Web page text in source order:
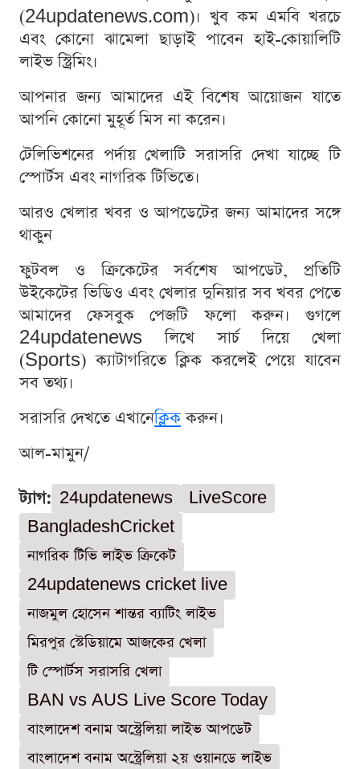
(24updatenews.com)। খুব কম এমবি খরচে
এবং কোনো ঝামেলা ছাড়াই পাবেন হাই-কোয়ালিটি
লাইভ স্ট্রিমিং।
আপনার জন্য আমাদের এই বিশেষ আয়োজন যাতে
আপনি কোনো মুহূর্ত মিস না করেন।
টেলিভিশনের পর্দায় খেলাটি সরাসরি দেখা যাচ্ছে টি
স্পোর্টস এবং নাগরিক টিভিতে।
আরও খেলার খবর ও আপডেটের জন্য আমাদের সঙ্গে
থাকুন
ফুটবল ও ক্রিকেটের সর্বশেষ আপডেট, প্রতিটি
উইকেটের ভিডিও এবং খেলার দুনিয়ার সব খবর পেতে
আমাদের ফেসবুক পেজটি ফলো করুন। গুগলে
24updatenews লিখে সার্চ দিয়ে খেলা
(Sports) ক্যাটাগরিতে ক্লিক করলেই পেয়ে যাবেন
সব তথ্য।
সরাসরি দেখতে এখানেক্লিককরুন।
আল-মামুন/
ট্যাগ: 24updatenews
LiveScore
BangladeshCricket
নাগরিক টিভি লাইভ ক্রিকেট
24updatenews cricket live
নাজমুল হোসেন শান্তর ব্যাটিং লাইভ
মিরপুর স্টেডিয়ামে আজকের খেলা
টি স্পোর্টস সরাসরি খেলা
BAN vs AUS Live Score Today
বাংলাদেশ বনাম অস্ট্রেলিয়া লাইভ আপডেট
বাংলাদেশ বনাম অস্ট্রেলিয়া ২য় ওয়ানডে লাইভ